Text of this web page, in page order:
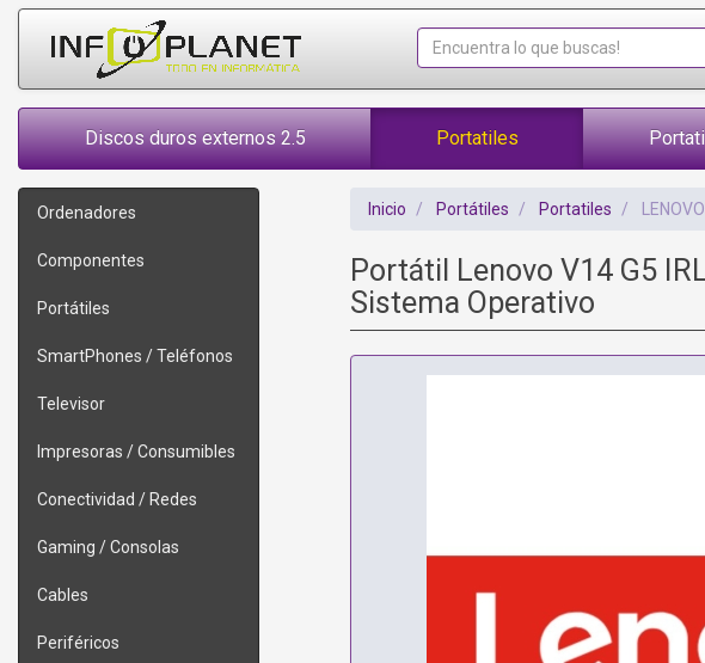
Discos duros externos 2.5 Portatiles
Ordenadores
Componentes
Portátiles
SmartPhones / Teléfonos
Televisor
Impresoras / Consumibles
Conectividad / Redes
Gaming / Consolas
Cables
Periféricos
Inicio Portátiles Portatiles
Portátil Lenovo V14 G5
Sistema Operativo